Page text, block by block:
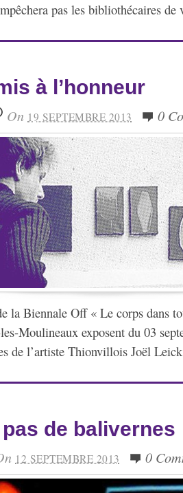
pas les bibliothécaires
à l’honneur
On 19 SEPTEMBRE 2013 0
la Biennale Off « Le corps dans
Moulineaux exposent du 03
de l’artiste Thionvillois Joël
de balivernes
12 SEPTEMBRE 2013 0